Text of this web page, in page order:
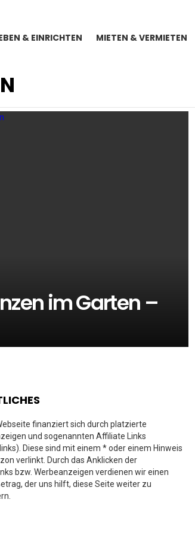
& EINRICHTEN MIETEN & VERMIETEN
im Garten –
finanziert sich durch platzierte
und sogenannten Affiliate Links
Diese sind mit einem * oder einem Hinweis
verlinkt. Durch das Anklicken der
bzw. Werbeanzeigen verdienen wir einen
der uns hilft, diese Seite weiter zu